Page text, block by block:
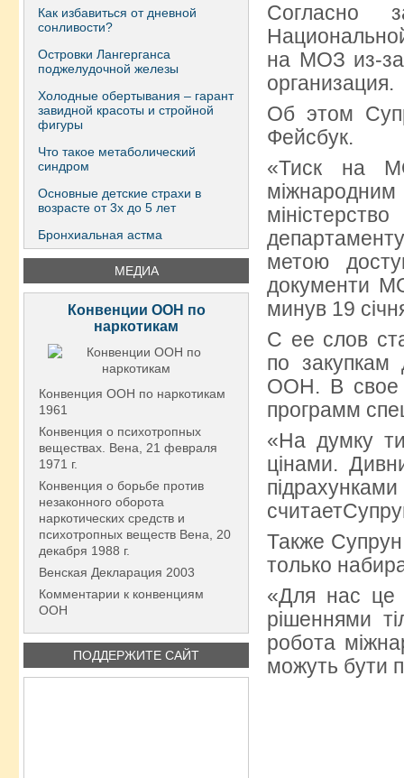
Как избавиться от дневной
сонливости?
Островки Лангерганса
поджелудочной железы
Холодные обертывания – гарант
завидной красоты и стройной
фигуры
Что такое метаболический
синдром
Основные детские страхи в
возрасте от 3х до 5 лет
Бронхиальная астма
МЕДИА
Конвенции ООН по
наркотикам
Конвенция ООН по наркотикам
1961
Конвенция о психотропных
веществах. Вена, 21 февраля
1971 г.
Конвенция о борьбе против
незаконного оборота
наркотических средств и
психотропных веществ Вена, 20
декабря 1988 г.
Венская Декларация 2003
Комментарии к конвенциям
ООН
ПОДДЕРЖИТЕ САЙТ
Согласно
на МОЗ из-за
организация.
Об этом
Фейсбук.
«Тиск на
метою
документи
минув 19
С ее слов
по
ООН. В свое
программ
«На думку
цінами.
Также
только
«Для нас це
рішеннями
робота
можуть бути